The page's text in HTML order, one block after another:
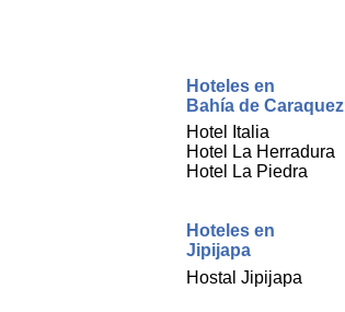
Hoteles en
Bahía de Caraquez
Hotel Italia
Hotel La Herradura
Hotel La Piedra
Hoteles en
Jipijapa
Hostal Jipijapa